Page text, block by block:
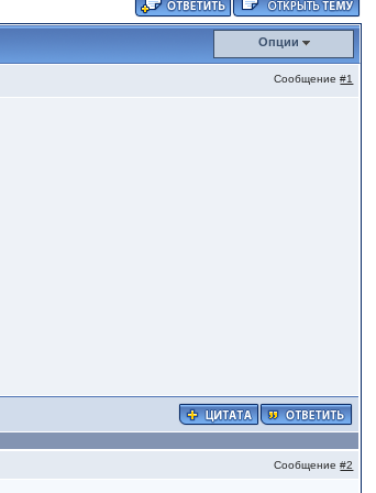
Опции
Сообщение#1
Сообщение#2